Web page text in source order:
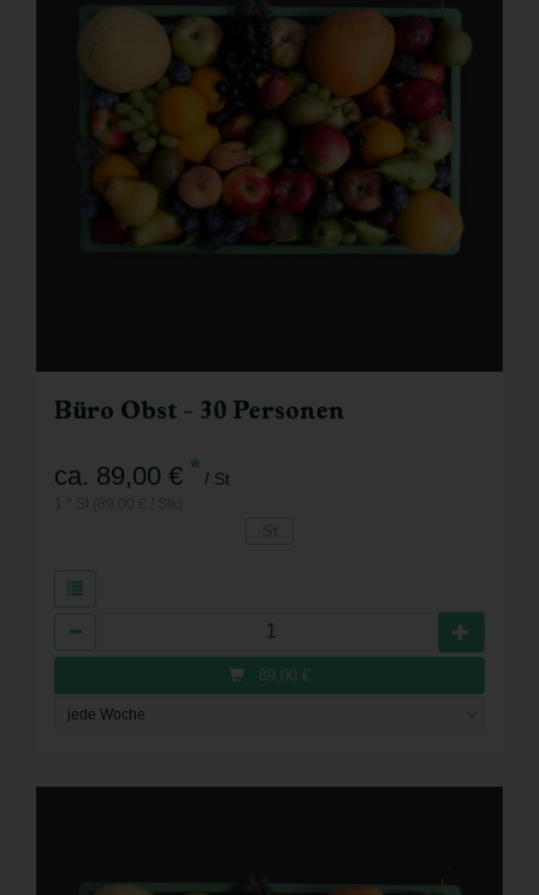
Büro Obst - 30 Personen
ca. 89,00 € * / St
St
89,00 €